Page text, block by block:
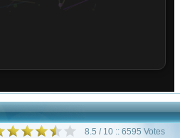
8.5 / 10 :: 6595 Votes